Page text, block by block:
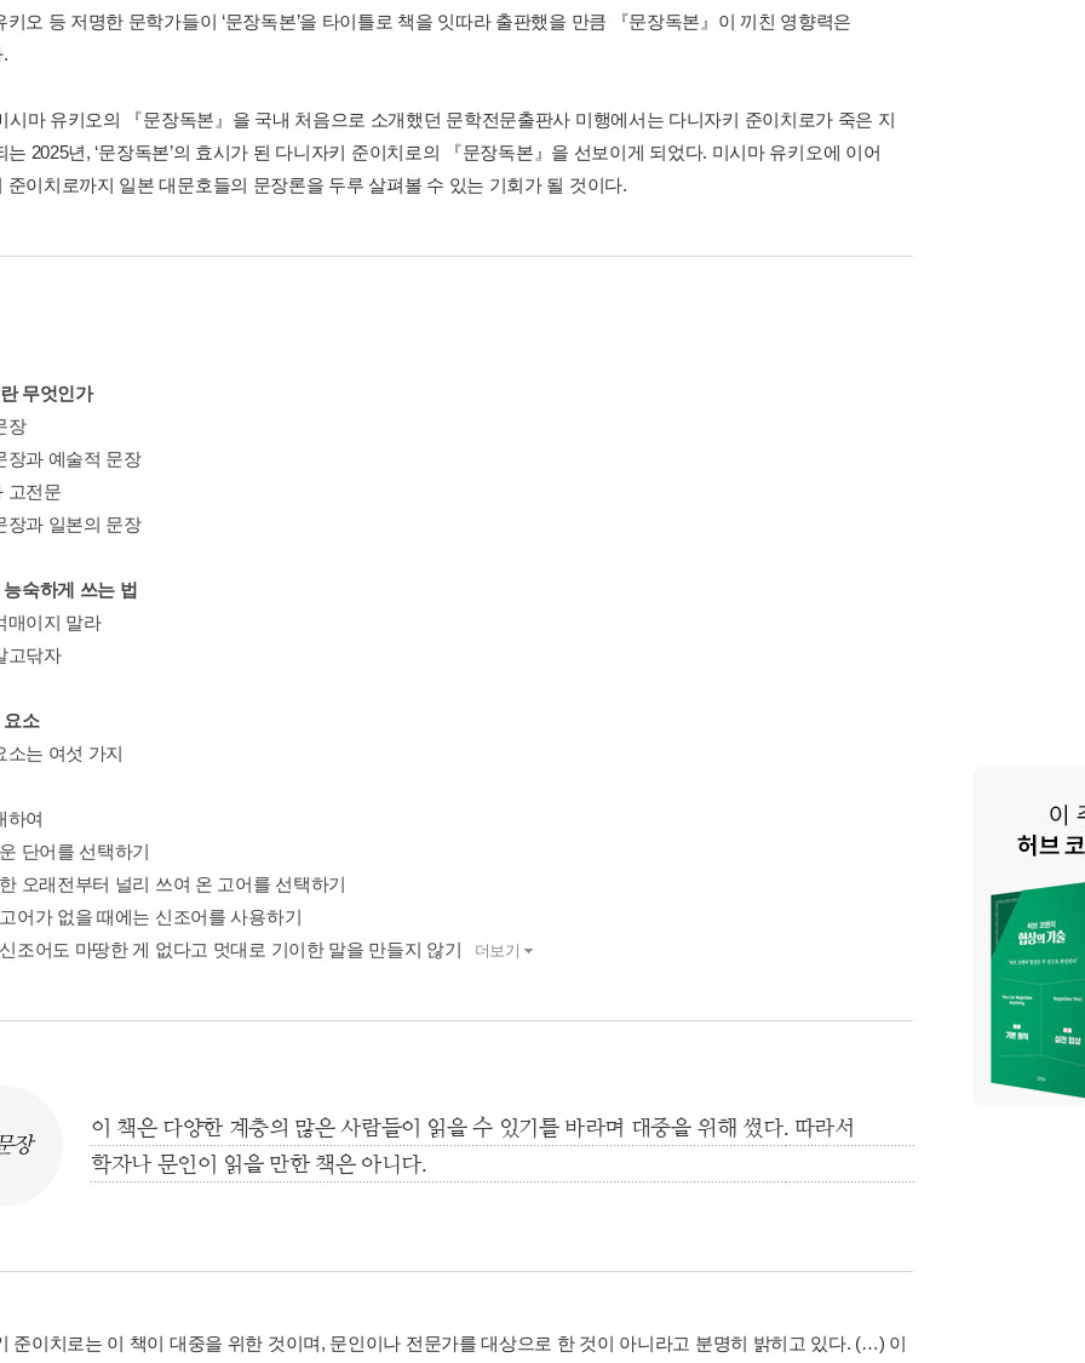
키오 등 저명한 문학가들이 ‘문장독본’을 타이틀로 책을 잇따라 출판했을 만큼 『문장독본』이 끼친 영향력은
시마 유키오의 『문장독본』을 국내 처음으로 소개했던 문학전문출판사 미행에서는 다니자키 준이치로가 죽은 지
는 2025년, ‘문장독본’의 효시가 된 다니자키 준이치로의 『문장독본』을 선보이게 되었다. 미시마 유키오에 이어
준이치로까지 일본 대문호들의 문장론을 두루 살펴볼 수 있는 기회가 될 것이다.
무엇인가
장
장과 예술적 문장
고전문
장과 일본의 문장
숙하게 쓰는 법
매이지 말라
고닦자
요소
소는 여섯 가지
하여
단어를 선택하기
오래전부터 널리 쓰여 온 고어를 선택하기
어가 없을 때에는 신조어를 사용하기
조어도 마땅한 게 없다고 멋대로 기이한 말을 만들지 않기
더보기
장
이 책은 다양한 계층의 많은 사람들이 읽을 수 있기를 바라며 대중을 위해 썼다. 따라서
학자나 문인이 읽을 만한 책은 아니다.
준이치로는 이 책이 대중을 위한 것이며, 문인이나 전문가를 대상으로 한 것이 아니라고 분명히 밝히고 있다. (…) 이